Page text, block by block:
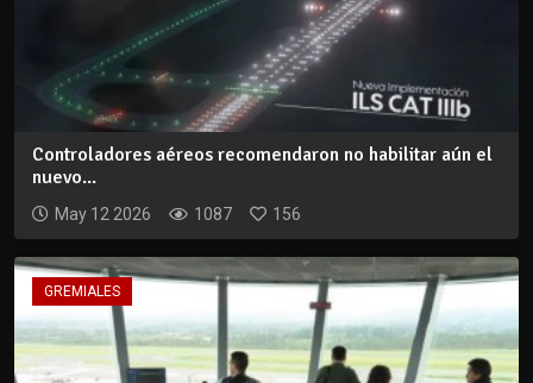
Controladores aéreos recomendaron no habilitar aún el
nuevo...
May 12 2026 1087 156
GREMIALES